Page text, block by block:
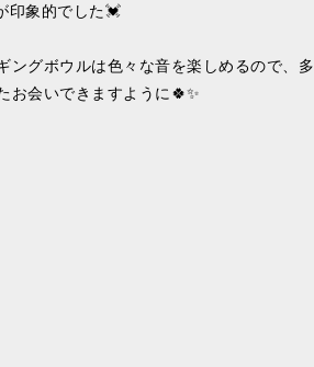
印象的でした💓
ングボウルは色々な音を楽しめるので、多
お会いできますように🍀✨